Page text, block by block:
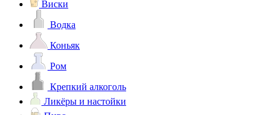
Виски
Водка
Коньяк
Ром
Крепкий алкоголь
Ликёры и настойки